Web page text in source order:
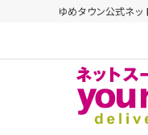
ゆめタウン公式ネッ